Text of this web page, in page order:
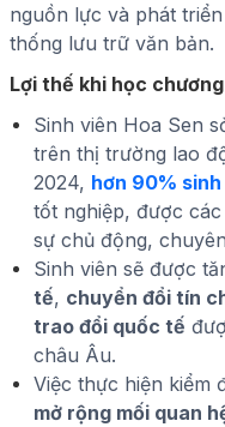
nguồn lực và phát
thống lưu trữ văn bản.
Lợi thế khi học
Sinh viên Hoa Sen
trên thị trường lao
2024, hơn 90%
tốt nghiệp, được
sự chủ động,
Sinh viên sẽ được
tế, chuyển đổi tín
trao đổi quốc tế
châu Âu.
Việc thực hiện kiểm
mở rộng mối quan